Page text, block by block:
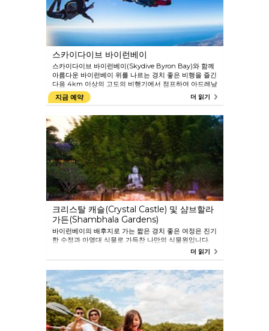
스카이다이브 바이런베이
스카이다이브 바이런베이(Skydive Byron Bay)와 함께
아름다운 바이런베이 위를 나르는 경치 좋은 비행을 즐긴
다음 4km 이상의 고도의 비행기에서 점프하여 아드레날
린이 분출하는 60초 동안 자유 낙하하십시오. 서핑 해변
과 유명한 등대, 산, 해안의 멋진 전망을 감상할 수 있습니
전하게 착륙을 도와줍니다.
지금 예약 더 읽기
크리스탈 캐슬(Crystal Castle) 및 샴브할라
가든(Shambhala Gardens)
바이런베이의 배후지로 가는 짧은 경치 좋은 여정은 진기
한 수정과 아열대 식물로 가득찬 나만의 식물원입니다.
(Rainforest Walk) 또는 미로의 아름다운 정원과 우림 속
Experience)는 풍부한 사운드힐링 목욕, 명상 세션과 달
라이라마 성하가 축성한 신성한 기념비인 세계 평화를 위
한 칼라차크라 사리탑 주위 코라 워크(Kora Walk)를 제
공합니다.
더 읽기